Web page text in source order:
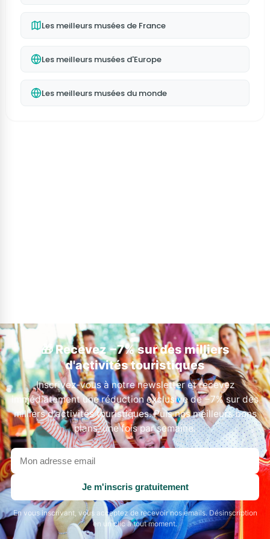
Les meilleurs musées de France
Les meilleurs musées d'Europe
Les meilleurs musées du monde
🎁 Recevez −7% sur des milliers
d'activités touristiques
Inscrivez-vous à notre newsletter et recevez
immédiatement une réduction exclusive de −7% sur des
milliers d'activités touristiques. Puis nos meilleurs bons
plans, une fois par semaine.
Votre
adresse
email
Je m'inscris gratuitement
En vous inscrivant, vous acceptez de recevoir nos emails. Désinscription
en un clic à tout moment.